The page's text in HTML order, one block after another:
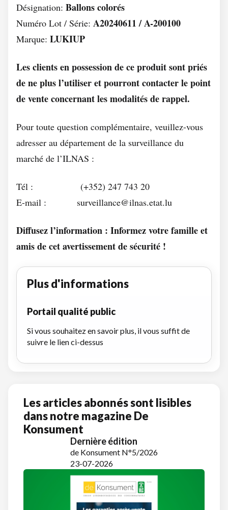
Désignation: Ballons colorés
Numéro Lot / Série: A20240611 / A-200100
Marque: LUKIUP
Les clients en possession de ce produit sont priés
de ne plus l’utiliser et pourront contacter le point
de vente concernant les modalités de rappel.
Pour toute question complémentaire, veuillez-vous
adresser au département de la surveillance du
marché de l’ILNAS :
Tél : (+352) 247 743 20
E-mail : surveillance@ilnas.etat.lu
Diffusez l’information : Informez votre famille et
amis de cet avertissement de sécurité !
Plus d'informations
Portail qualité public
Si vous souhaitez en savoir plus, il vous suffit de
suivre le lien ci-dessus
Les articles abonnés sont lisibles
dans notre magazine De
Konsument
Dernière édition
de Konsument N°5/2026
23-07-2026